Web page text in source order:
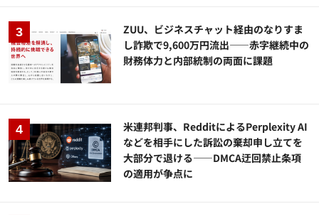
ZUU、ビジネスチャット経由のなりすま
し詐欺で9,600万円流出——赤字継続中の
財務体力と内部統制の両面に課題
米連邦判事、RedditによるPerplexity AI
などを相手にした訴訟の棄却申し立てを
大部分で退ける——DMCA迂回禁止条項
の適用が争点に